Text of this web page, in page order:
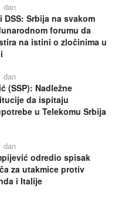
dan
DSS: Srbija na svakom
forumu da
na istini o zločinima u
dan
(SSP): Nadležne
da ispitaju
u Telekomu Srbija
dan
odredio spisak
za utakmice protiv
i Italije